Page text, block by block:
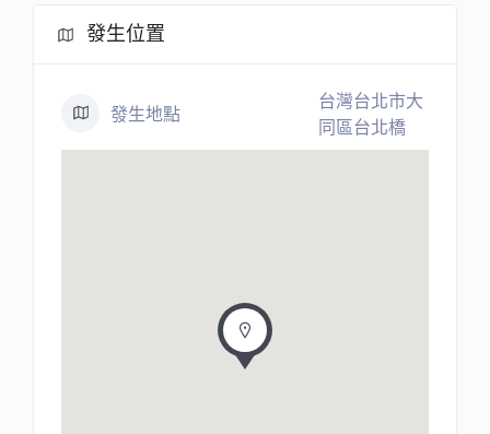
發生位置
發生地點
台灣台北市大
同區台北橋